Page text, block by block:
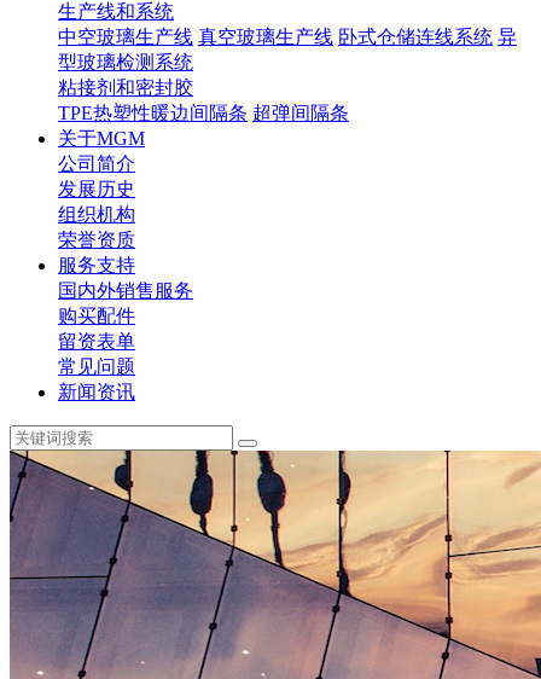
生产线和系统
中空玻璃生产线 真空玻璃生产线 卧式仓储连线系统 异
型玻璃检测系统
粘接剂和密封胶
TPE热塑性暖边间隔条 超弹间隔条
关于MGM
公司简介
发展历史
组织机构
荣誉资质
服务支持
国内外销售服务
购买配件
留资表单
常见问题
新闻资讯